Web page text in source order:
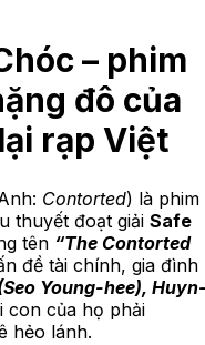
– phim
đô của
rạp Việt
Contorted) là phim
thuyết đoạt giải Safe
tên “The Contorted
đề tài chính, gia đình
Young-hee),
con của họ phải
hẻo lánh.